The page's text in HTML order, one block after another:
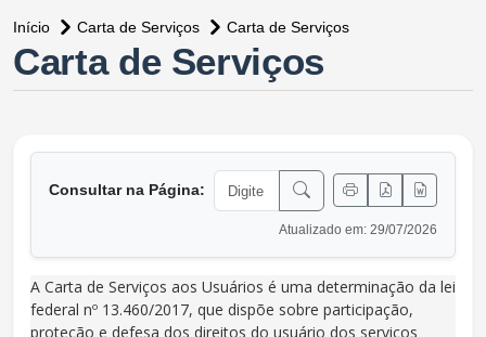
Início Carta de Serviços
Carta de Serviços
conteúdo principal
Carta de Serviços
Consultar na Página:
Atualizado em: 29/07/2026
A Carta de Serviços aos Usuários é uma determinação da lei
federal nº 13.460/2017, que dispõe sobre participação,
proteção e defesa dos direitos do usuário dos serviços